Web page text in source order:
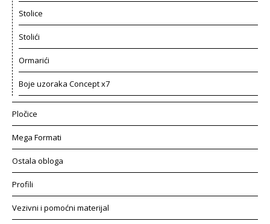
Stolice
Stolići
Ormarići
Boje uzoraka Concept x7
Pločice
Mega Formati
Ostala obloga
Profili
Vezivni i pomoćni materijal